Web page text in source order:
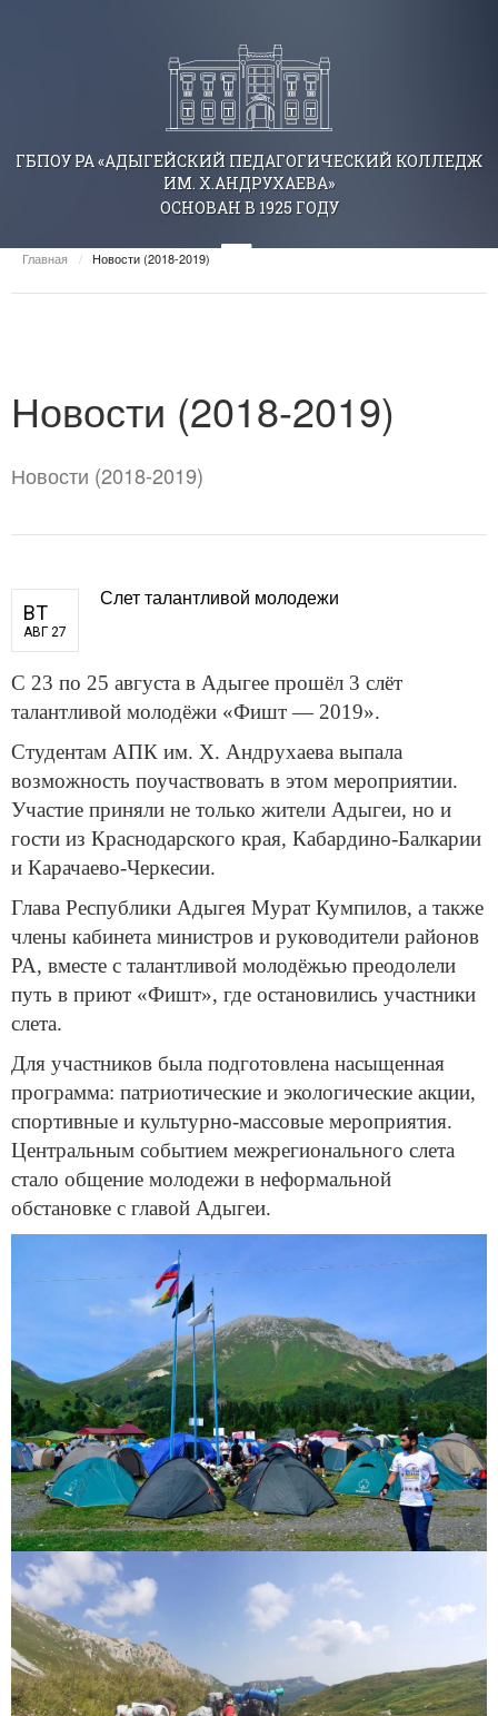
ГБПОУ РА «АДЫГЕЙСКИЙ ПЕДАГОГИЧЕСКИЙ КОЛЛЕДЖ
ИМ. Х.АНДРУХАЕВА»
ОСНОВАН В 1925 ГОДУ
Главная / Новости (2018-2019)
Новости (2018-2019)
Новости (2018-2019)
ВТ
АВГ 27
Слет талантливой молодежи
С 23 по 25 августа в Адыгее прошёл 3 слёт
талантливой молодёжи «Фишт — 2019».
Студентам АПК им. Х. Андрухаева выпала
возможность поучаствовать в этом мероприятии.
Участие приняли не только жители Адыгеи, но и
гости из Краснодарского края, Кабардино-Балкарии
и Карачаево-Черкесии.
Глава Республики Адыгея Мурат Кумпилов, а также
члены кабинета министров и руководители районов
РА, вместе с талантливой молодёжью преодолели
путь в приют «Фишт», где остановились участники
слета.
Для участников была подготовлена насыщенная
программа: патриотические и экологические акции,
спортивные и культурно-массовые мероприятия.
Центральным событием межрегионального слета
стало общение молодежи в неформальной
обстановке с главой Адыгеи.